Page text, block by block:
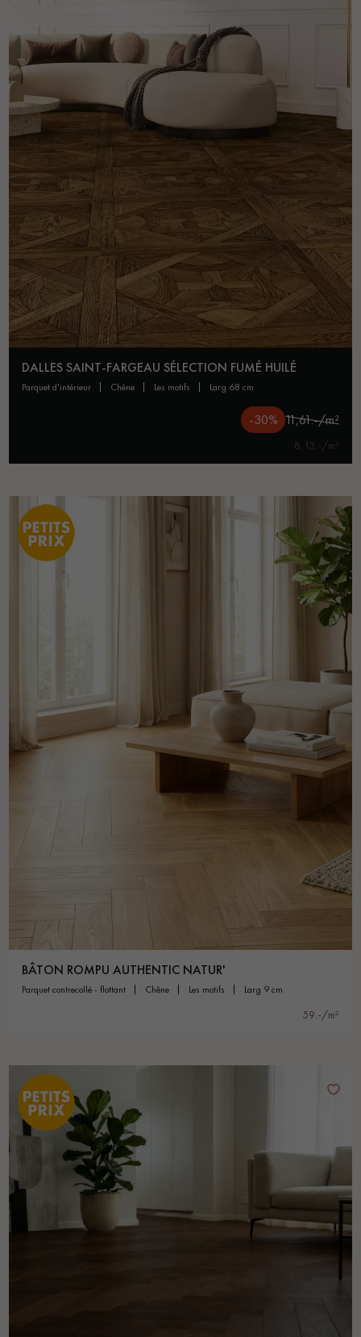
Nos experts sont à votre disposition pour vous guider pas à
pas dans le choix et la pose de votre parquet.
Un expert Décoplus Parquets vous appelle
Demandez un rendez-vous personnalisé
DALLES SAINT-FARGEAU SÉLECTION FUMÉ HUILÉ
parquet d'intérieur chêne les motifs larg 68 cm
-30% 11,61.-/m²
8,13.-/m²
BÂTON ROMPU AUTHENTIC NATUR'
parquet contrecollé - flottant chêne les motifs larg 9 cm
59.-/m²